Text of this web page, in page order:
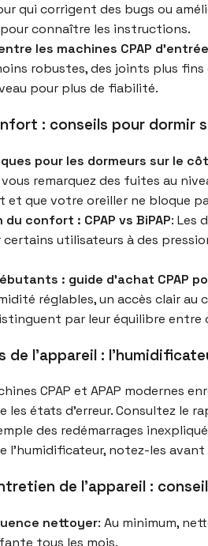
qui corrigent des bugs ou
connaître les instructions.
les machines CPAP
robustes, des joints plus fins
pour plus de fiabilité.
: conseils pour dormir
pour les dormeurs sur le
remarquez des fuites au
que votre oreiller ne bloque
du confort : CPAP vs BiPAP: Les
utilisateurs à des
: guide d’achat CPAP
réglables, un accès clair
par leur équilibre
de l’appareil :
CPAP et APAP modernes
les états d’erreur. Consultez le
des redémarrages
l’humidificateur, notez-les
de l’appareil :
nettoyer: Au minimum,
tous les mois.